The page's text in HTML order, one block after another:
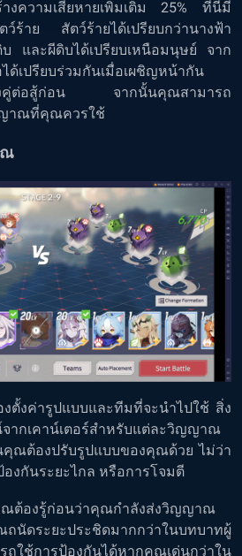
งความเสียหายเพิ่มเติม 25% ที่นี่มี
ว์ร้าย สัตว์ร้ายได้เปรียบกว่านางฟ้า
บ และผีดิบได้เปรียบเหนือมนุษย์ จาก
ด้เปรียบร่วมกันเมื่อเผชิญหน้ากัน
องคู่ต่อสู้ก่อน จากนั้นคุณสามารถ
าณที่คุณควรใช้
ณ
ตั้งค่ารูปแบบและทีมที่จะนำไปใช้ สิ่ง
ากเคาน์เตอร์สำหรับแต่ละวิญญาณ
ณต้องปรับรูปแบบของคุณด้วย ไม่ว่า
งกันระยะไกล หรือการโจมตี
ณต้องรู้ก่อนว่าคุณกำลังส่งวิญญาณ
ดระยะประชิดมากกว่าในบทบาทผู้
ช้การป้องกันได้หากคุณเด่นกว่าใน